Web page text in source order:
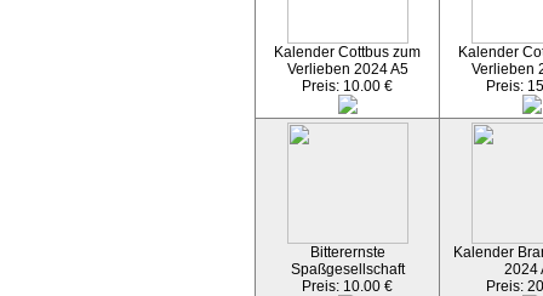
Kalender Cottbus zum
Verlieben 2024 A5
Preis: 10.00 €
Kalender
Verlieben
Preis:
Bitterernste
Spaßgesellschaft
Preis: 10.00 €
Kalender
2024
Preis: